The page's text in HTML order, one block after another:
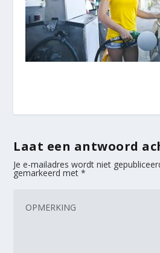
Laat een antwoord
Je e-mailadres wordt niet
gemarkeerd met*